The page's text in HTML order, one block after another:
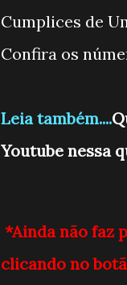
Cumplices de
Confira os
Leia também....
Youtube nessa
*Ainda não faz
clicando no